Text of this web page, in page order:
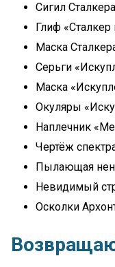
Сигил
Глиф «Сталкер
Маска
Серьги
Маска
Окуляры
Наплечник
Чертёж
Пылающая
Невидимый
Осколки